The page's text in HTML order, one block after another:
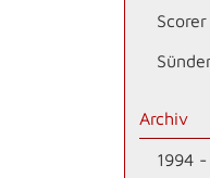
Scorer
Archiv
1994